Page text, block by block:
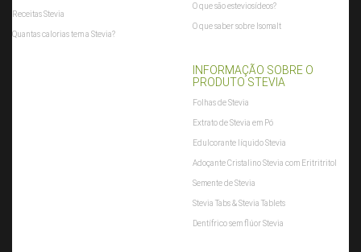
Receitas Stevia
Quantas calorias tem a Stevia?
O que são esteviosídeos?
O que saber sobre Isomalt
INFORMAÇÃO SOBRE O
PRODUTO STEVIA
Folhas de Stevia
Extrato de Stevia em Pó
Edulcorante líquido Stevia
Adoçante Cristalino Stevia com Eritritritol
Semente de Stevia
Stevia Tabs & Stevia Tablets
Dentífrico sem flúor Stevia